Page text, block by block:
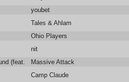
youbet
Tales & Ahlam
Ohio Players
nit
(feat. Tom Waits)
Massive Attack
Camp Claude